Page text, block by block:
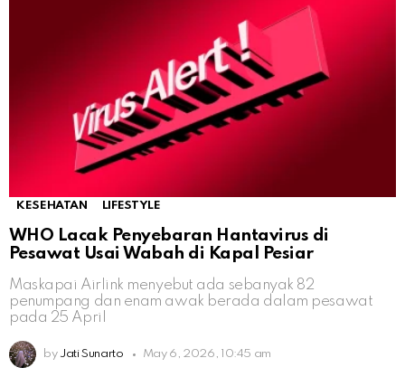
KESEHATAN LIFESTYLE
WHO Lacak Penyebaran Hantavirus di
Pesawat Usai Wabah di Kapal Pesiar
Maskapai Airlink menyebut ada sebanyak 82
penumpang dan enam awak berada dalam pesawat
pada 25 April
by Jati Sunarto May 6, 2026, 10:45 am